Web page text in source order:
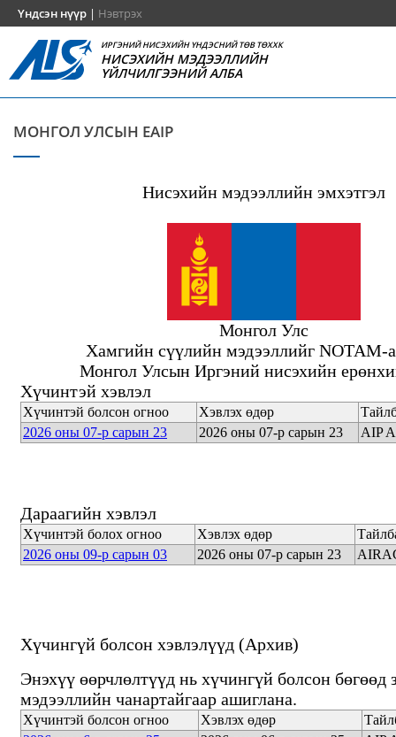
Үндсэн нүүр | Нэвтрэх
ИРГЭНИЙ НИСЭХИЙН ҮНДЭСНИЙ ТӨВ ТӨХХК
НИСЭХИЙН МЭДЭЭЛЛИЙН
ҮЙЛЧИЛГЭЭНИЙ АЛБА
МОНГОЛ УЛСЫН EAIP